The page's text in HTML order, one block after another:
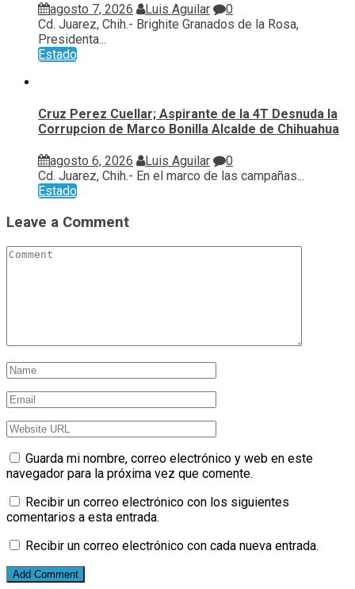
agosto 7, 2026 Luis Aguilar
0
Cd. Juarez, Chih.- Brighite Granados de la Rosa,
Presidenta...
Estado
Cruz Perez Cuellar; Aspirante de la 4T Desnuda la
Corrupcion de Marco Bonilla Alcalde de Chihuahua
agosto 6, 2026 Luis Aguilar
0
Cd. Juarez, Chih.- En el marco de las campañas...
Estado
Leave a Comment
Guarda mi nombre, correo electrónico y web en este
navegador para la próxima vez que comente.
Recibir un correo electrónico con los siguientes
comentarios a esta entrada.
Recibir un correo electrónico con cada nueva entrada.